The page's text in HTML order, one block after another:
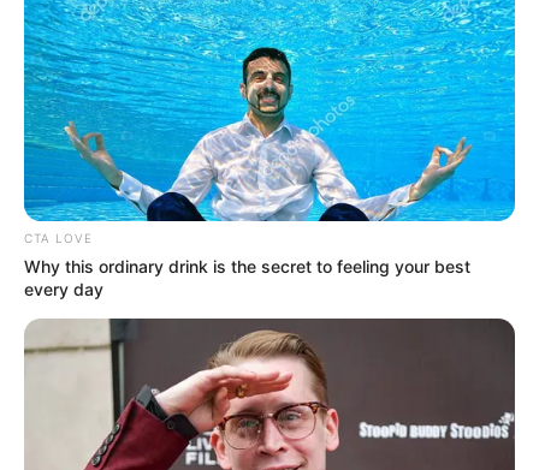
CTA LOVE
Why this ordinary drink is the secret to feeling your best
every day